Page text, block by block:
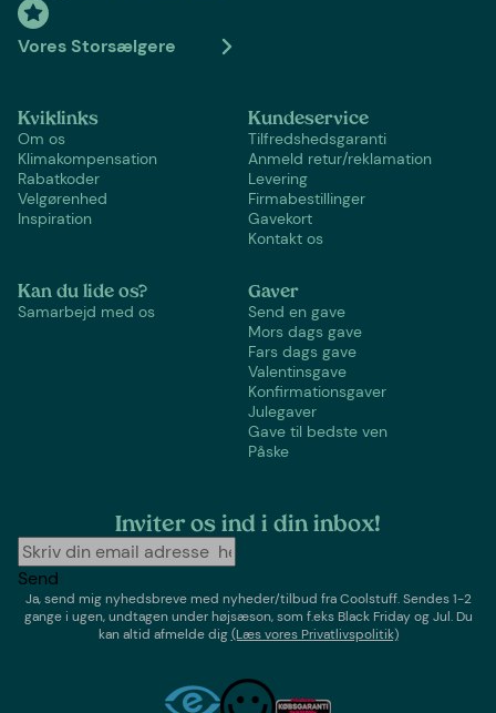
Vores Storsælgere
Kviklinks
Om os
Klimakompensation
Rabatkoder
Velgørenhed
Inspiration
Kundeservice
Tilfredshedsgaranti
Anmeld retur/reklamation
Levering
Firmabestillinger
Gavekort
Kontakt os
Kan du lide os?
Samarbejd med os
Gaver
Send en gave
Mors dags gave
Fars dags gave
Valentinsgave
Konfirmationsgaver
Julegaver
Gave til bedste ven
Påske
Inviter os ind i din inbox!
Send
Ja, send mig nyhedsbreve med nyheder/tilbud fraCoolstuff. Sendes 1-2
gange i ugen,undtagen under højsæson, som f.eks Black Friday og Jul. Du
kan altid afmelde dig(Læs vores Privatlivspolitik)